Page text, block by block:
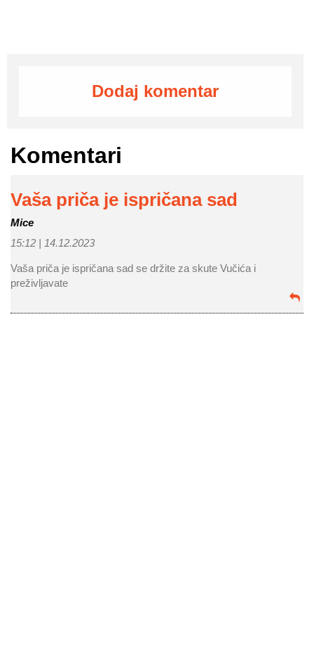
Dodaj komentar
Komentari
Vaša priča je ispričana sad
Mice
15:12 | 14.12.2023
Vaša priča je ispričana sad se držite za skute Vučića i
preživljavate